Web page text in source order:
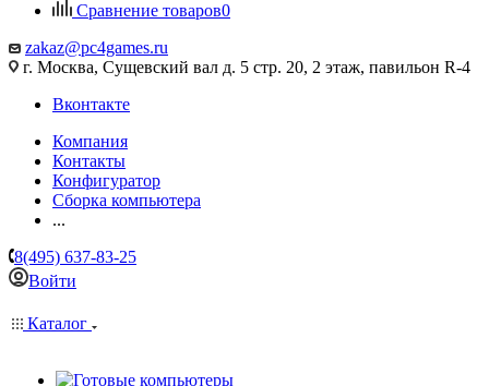
Сравнение товаров0
zakaz@pc4games.ru
г. Москва, Сущевский вал д. 5 стр. 20, 2 этаж, павильон R-4
Вконтакте
Компания
Контакты
Конфигуратор
Сборка компьютера
...
8(495) 637-83-25
Войти
Каталог